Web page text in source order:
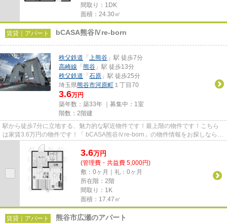
間取り：1DK
面積：24.30㎡
賃貸｜アパート bCASA熊⾕Ⅳre-born
秩父鉄道 「 上熊谷 」駅 徒歩7分
高崎線 「 熊谷 」駅 徒歩13分
秩父鉄道 「 石原 」駅 徒歩25分
埼玉県熊谷市河原町 １丁目70
3.6万円
築年数：築33年 ｜募集中： 1室
階数：2階建
駅から徒歩7分に立地する、魅力的な駅近物件です！最上階の物件です！こちら
は家賃3.6万円の物件です！「 bCASA熊⾕Ⅳre-born」の物件情報をお探しならお
気軽にお問い合わせください！...
3.6万円
(管理費・共益費 5,000円)
敷：0ヶ月｜礼：0ヶ月
所在階：2階
間取り：1K
面積：17.47㎡
賃貸｜アパート 熊谷市広瀬のアパート